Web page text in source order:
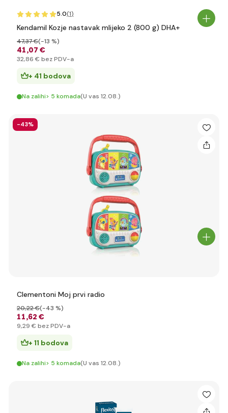
5.0(1)
Kendamil Kozje nastavak mlijeko 2 (800 g) DHA+
41,07 €
47,37 €(-13 %)
32,86 € bez PDV-a
+ 41 bodova
Na zalihi> 5 komada(U vas 12.08.)
-43%
Clementoni Moj prvi radio
11,62 €
20,22 €(-43 %)
9,29 € bez PDV-a
+ 11 bodova
Na zalihi> 5 komada(U vas 12.08.)